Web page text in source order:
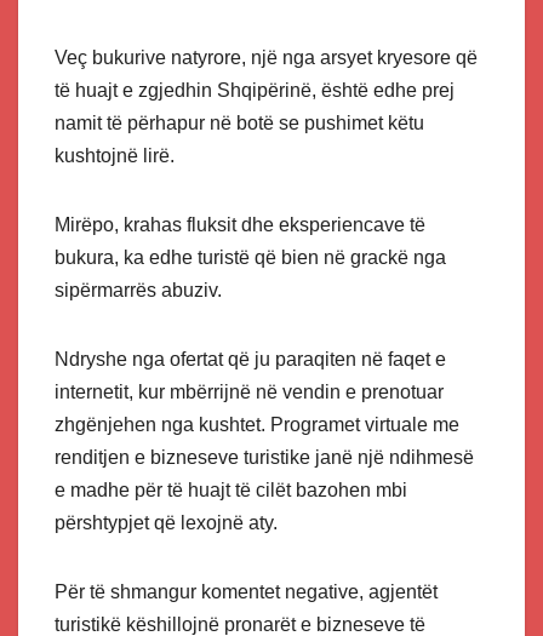
Veç bukurive natyrore, një nga arsyet kryesore që
të huajt e zgjedhin Shqipërinë, është edhe prej
namit të përhapur në botë se pushimet këtu
kushtojnë lirë.
Mirëpo, krahas fluksit dhe eksperiencave të
bukura, ka edhe turistë që bien në grackë nga
sipërmarrës abuziv.
Ndryshe nga ofertat që ju paraqiten në faqet e
internetit, kur mbërrijnë në vendin e prenotuar
zhgënjehen nga kushtet. Programet virtuale me
renditjen e bizneseve turistike janë një ndihmesë
e madhe për të huajt të cilët bazohen mbi
përshtypjet që lexojnë aty.
Për të shmangur komentet negative, agjentët
turistikë këshillojnë pronarët e bizneseve të